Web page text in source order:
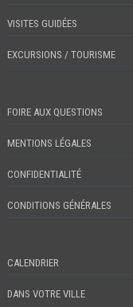
VISITES GUIDÉES
EXCURSIONS / TOURISME
FOIRE AUX QUESTIONS
MENTIONS LÉGALES
CONFIDENTIALITÉ
CONDITIONS GÉNÉRALES
CALENDRIER
DANS VOTRE VILLE